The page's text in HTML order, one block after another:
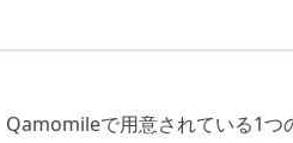
で用意されている1つ